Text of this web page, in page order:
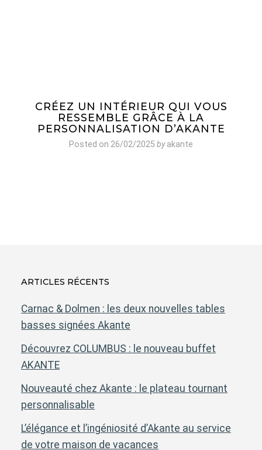
CRÉEZ UN INTÉRIEUR QUI VOUS
RESSEMBLE GRÂCE À LA
PERSONNALISATION D’AKANTE
Posted on 26/02/2025 byakante
ARTICLES RÉCENTS
Carnac & Dolmen : les deux nouvelles tables
basses signées Akante
Découvrez COLUMBUS : le nouveau buffet
AKANTE
Nouveauté chez Akante : le plateau tournant
personnalisable
L’élégance et l’ingéniosité d’Akante au service
de votre maison de vacances